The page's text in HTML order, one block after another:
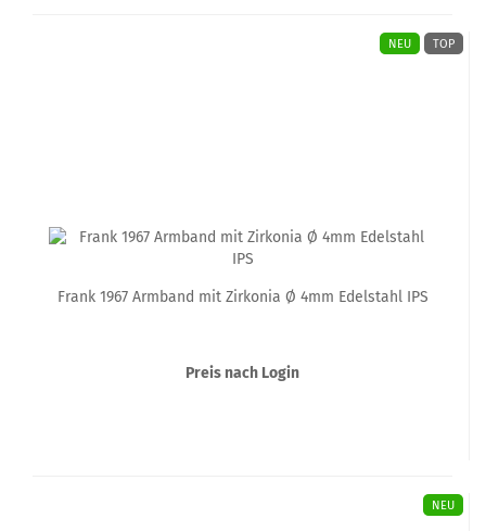
NEU TOP
Frank 1967 Armband mit Zirkonia Ø 4mm Edelstahl IPS
Preis nach Login
NEU